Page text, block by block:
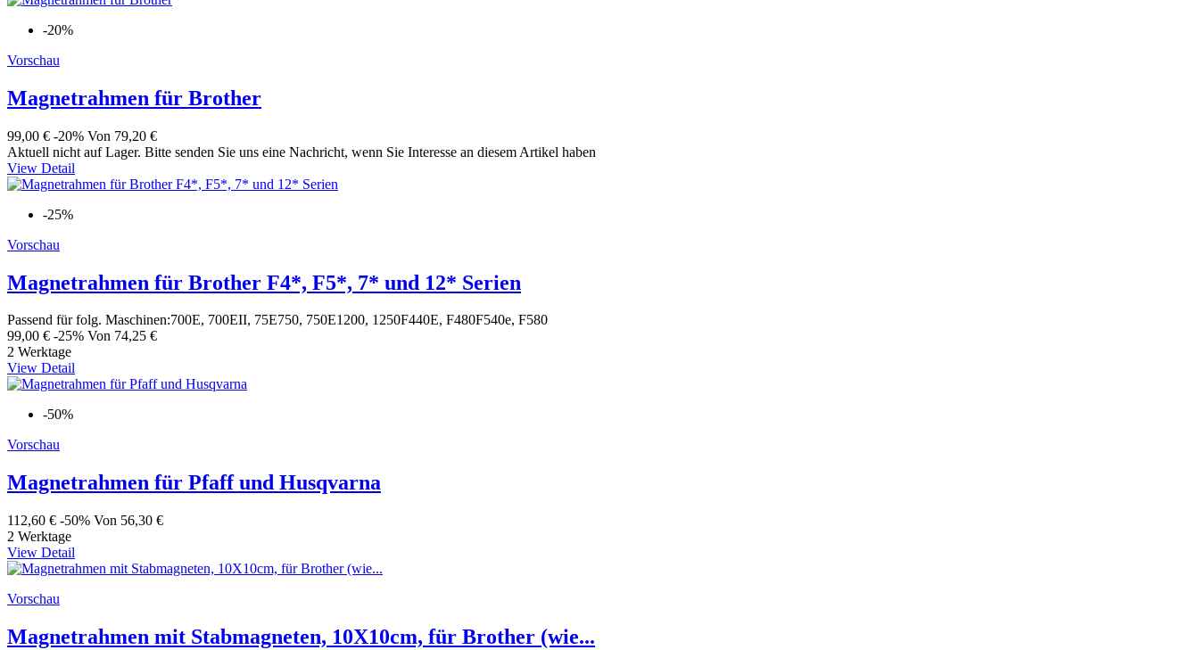
-20%
Vorschau
Magnetrahmen für Brother
99,00 € -20% Von 79,20 €
Aktuell nicht auf Lager. Bitte senden Sie uns eine Nachricht, wenn Sie Interesse an diesem Artikel haben
View Detail
-25%
Vorschau
Magnetrahmen für Brother F4*, F5*, 7* und 12* Serien
Passend für folg. Maschinen:700E, 700EII, 75E750, 750E1200, 1250F440E, F480F540e, F580
99,00 € -25% Von 74,25 €
2 Werktage
View Detail
-50%
Vorschau
Magnetrahmen für Pfaff und Husqvarna
112,60 € -50% Von 56,30 €
2 Werktage
View Detail
Vorschau
Magnetrahmen mit Stabmagneten, 10X10cm, für Brother (wie...